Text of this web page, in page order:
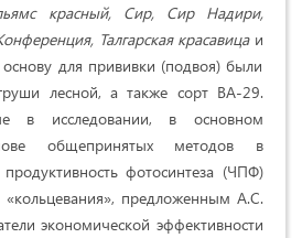
красный, Сир, Сир Надири,
Талгарская красавица и
для прививки (подвоя) были
лесной, а также сорт ВА-29.
в исследовании, в основном
общепринятых методов в
фотосинтеза (ЧПФ)
предложенным А.С.
экономической эффективности